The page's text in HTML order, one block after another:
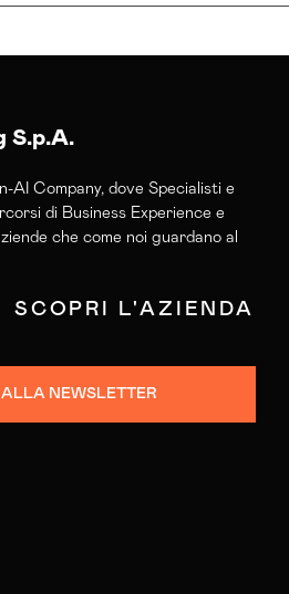
Shopify Crotone
Seo Crotone
Marketing Crotone
Crotone
Crotone
Crotone
Crotone
S.p.A.
AI Company, dove Specialisti e
di Business Experience e
che come noi guardano al
SCOPRI L'AZIENDA
ALLA NEWSLETTER